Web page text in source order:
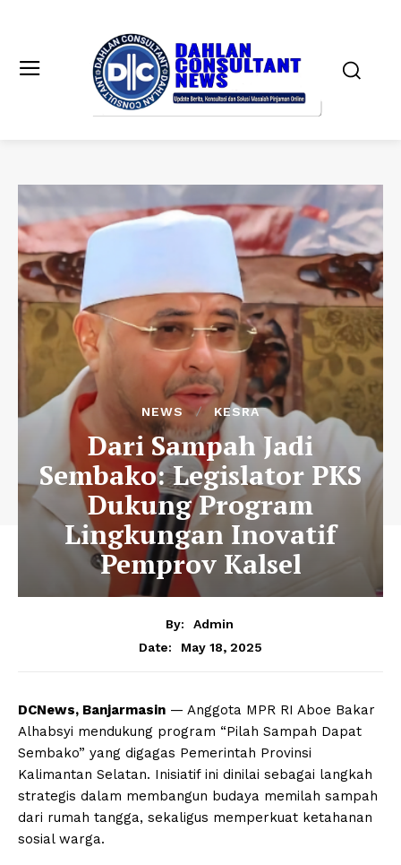
NEWS KESRA
Dari Sampah Jadi
Sembako: Legislator PKS
Dukung Program
Lingkungan Inovatif
Pemprov Kalsel
By:
Admin
Date:
May 18, 2025
DCNews, Banjarmasin — Anggota MPR RI Aboe Bakar
Alhabsyi mendukung program “Pilah Sampah Dapat
Sembako” yang digagas Pemerintah Provinsi
Kalimantan Selatan. Inisiatif ini dinilai sebagai langkah
strategis dalam membangun budaya memilah sampah
dari rumah tangga, sekaligus memperkuat ketahanan
sosial warga.